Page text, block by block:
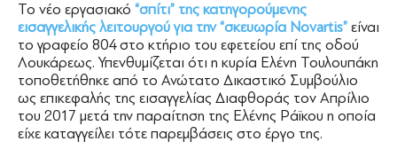
Το νέο εργασιακό “σπίτι” της κατηγορούμενης
εισαγγελικής λειτουργού για την “σκευωρία Novartis” είναι
το γραφείο 804 στο κτήριο του εφετείου επί της οδού
Λουκάρεως. Υπενθυμίζεται ότι η κυρία Ελένη Τουλουπάκη
τοποθετήθηκε από το Ανώτατο Δικαστικό Συμβούλιο
ως επικεφαλής της εισαγγελίας Διαφθοράς τον Απρίλιο
του 2017 μετά την παραίτηση της Ελένης Ράϊκου η οποία
είχε καταγγείλει τότε παρεμβάσεις στο έργο της.